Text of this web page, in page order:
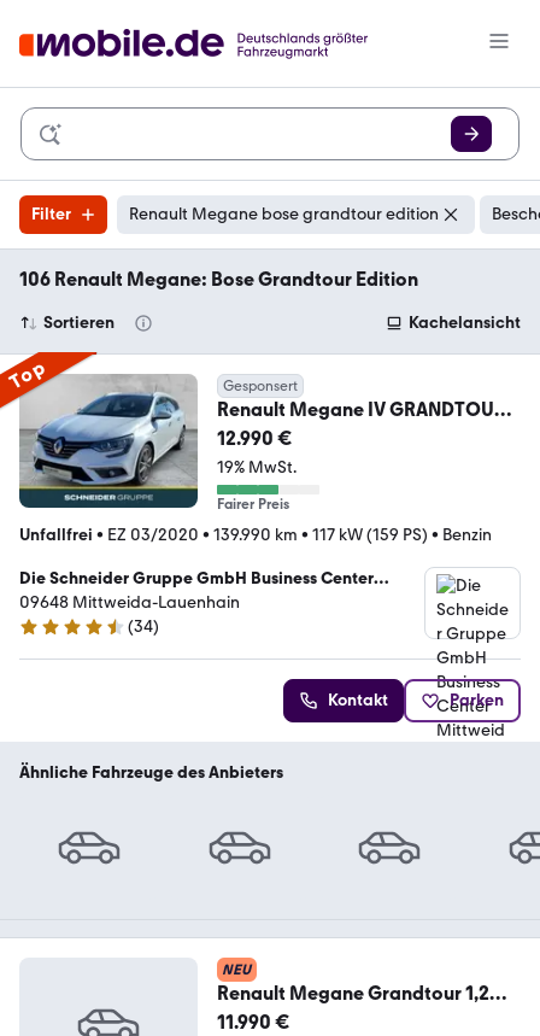
Filter Renault Megane bose grandtour edition
106 Renault Megane: Bose Grandtour Edition
Sortieren Kachelansicht
Top Gesponsert
Renault Megane IV GRANDTOUR
1.3 TCE 160 BOSE EDITION SHZ
12.990 €
19% MwSt.
Fairer Preis
Unfallfrei • EZ 03/2020 • 139.990 km • 117 kW (159 PS) • Benzin
Die Schneider Gruppe GmbH Business Center
Mittweida
09648 Mittweida-Lauenhain
4.7 Sterne
(34)
Kontakt Parken
Ähnliche Fahrzeuge des Anbieters
NEU
Renault Megane Grandtour 1,2
TCe 130 BOSE-Edition DAB Ke
11.990 €